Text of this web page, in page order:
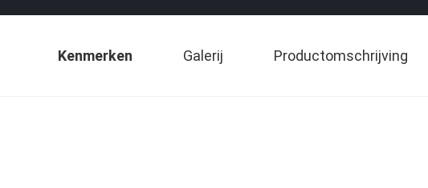
Kenmerken Galerij Productomschrijving